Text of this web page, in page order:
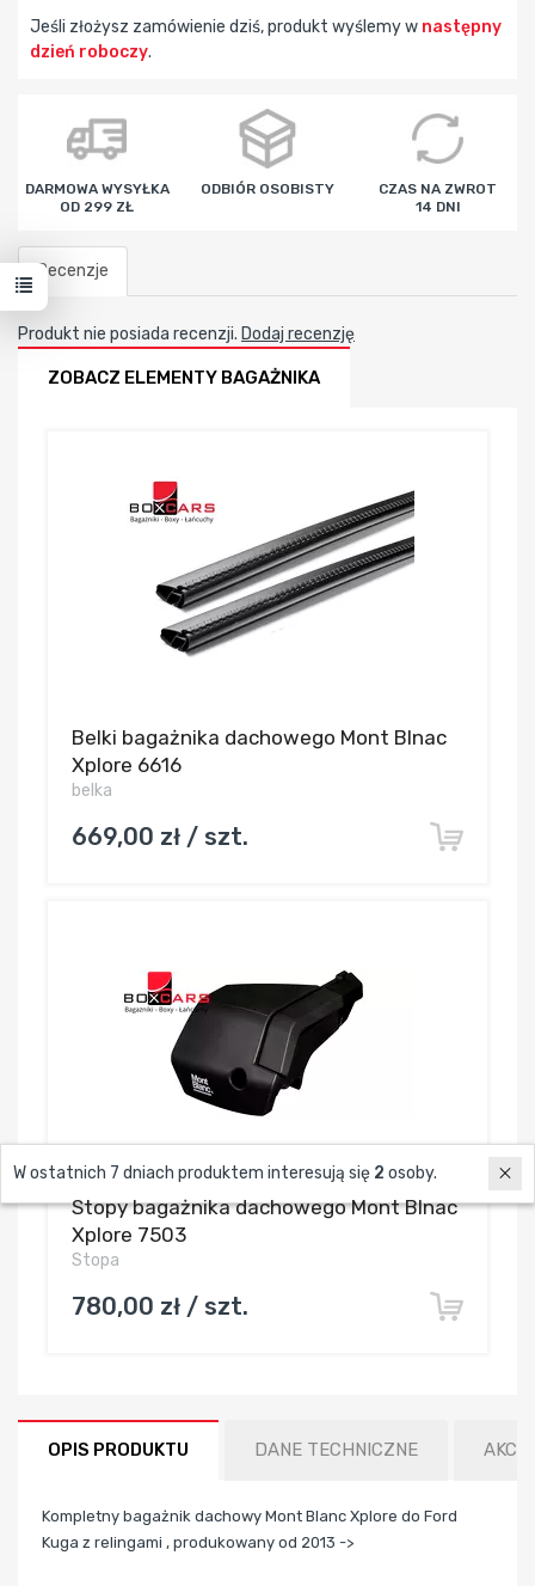
Jeśli złożysz zamówienie dziś, produkt wyślemy w następny
dzień roboczy.
godz min
DARMOWA WYSYŁKA
OD 299 ZŁ
ODBIÓR OSOBISTY
CZAS NA ZWROT
14 DNI
Recenzje
Produkt nie posiada recenzji. Dodaj recenzję
ZOBACZ ELEMENTY BAGAŻNIKA
Belki bagażnika dachowego Mont Blnac
Xplore 6616
belka
669,00 zł / szt.
Stopy bagażnika dachowego Mont Blnac
Xplore 7503
Stopa
780,00 zł / szt.
OPIS PRODUKTU DANE TECHNICZNE
Kompletny bagażnik dachowy Mont Blanc Xplore do Ford
Kuga z relingami , produkowany od 2013 ->
W ostatnich 7 dniach produktem interesują się 2 osoby.